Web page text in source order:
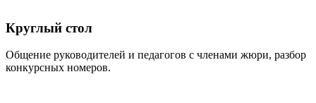
Круглый стол
Общение руководителей и педагогов с членами жюри, разбор
конкурсных номеров.